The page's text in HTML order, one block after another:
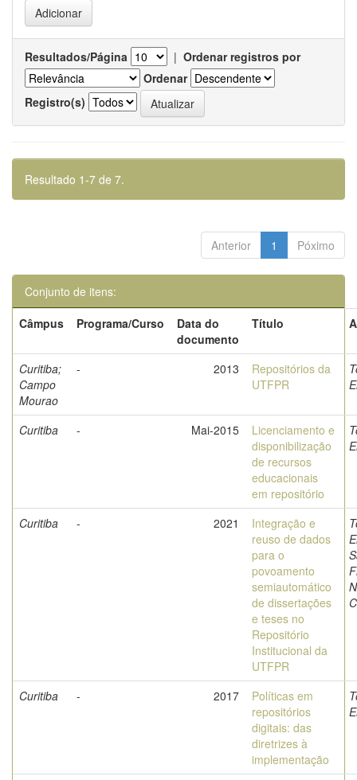
Resultados/Página | Ordenar registros por
Ordenar
Registro(s)
Resultado 1-7 de 7.
Anterior 1 Póximo
Conjunto de itens:
Câmpus
Programa/Curso
Data do
documento
Título
Curitiba;
Campo
Mourao
- 2013
Repositórios da
UTFPR
Curitiba - Mai-2015
Licenciamento e
disponibilização
de recursos
educacionais
em repositório
Curitiba - 2021
Integração e
reuso de dados
para o
povoamento
semiautomático
de dissertações
e teses no
Repositório
Institucional da
UTFPR
Curitiba - 2017
Políticas em
repositórios
digitais: das
diretrizes à
implementação